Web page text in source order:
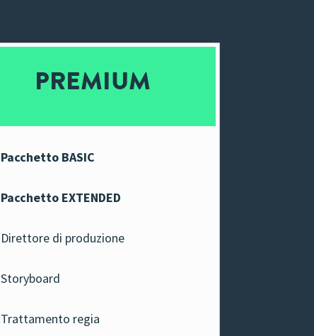
PREMIUM
Pacchetto BASIC
Pacchetto EXTENDED
Direttore di produzione
Storyboard
Trattamento regia